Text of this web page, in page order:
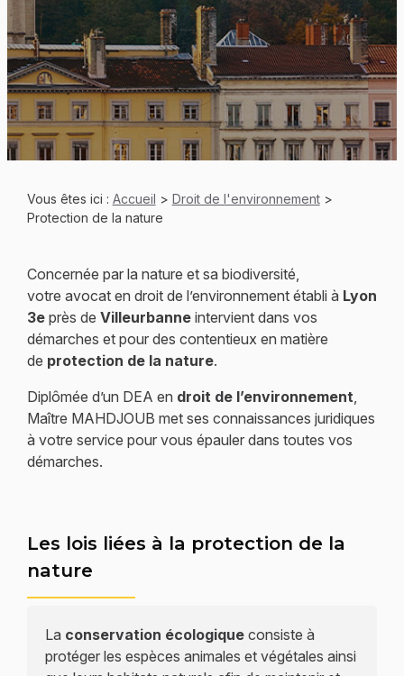
Vous êtes ici : Accueil > Droit de l'environnement>
Protection de la nature
Concernée par la nature et sa biodiversité,
votre avocat en droit de l’environnement établi à Lyon
3eprès de Villeurbanneintervient dans vos
démarches et pour des contentieux en matière
de protection de la nature.
Diplômée d’un DEA en droit de l’environnement,
Maître MAHDJOUB met ses connaissances juridiques
à votre service pour vous épauler dans toutes vos
démarches.
Les lois liées à la protection de la
nature
La conservation écologiqueconsiste à
protéger les espèces animales et végétales ainsi